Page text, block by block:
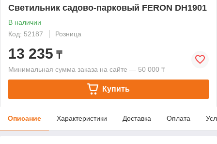
Светильник садово-парковый FERON DH1901
В наличии
Код: 52187
Розница
13 235 ₸
Минимальная сумма заказа на сайте — 50 000 ₸
Купить
Описание Характеристики Доставка Оплата